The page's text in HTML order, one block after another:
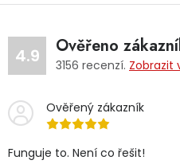
4.9 Ověřeno
3156 recenzí. Zobrazit
Ověřený zákazník
Funguje to. Není co řešit!